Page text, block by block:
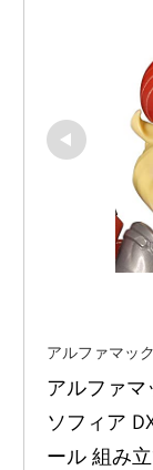
アルファマッ
アルファマ
ソフィア
ール 組み